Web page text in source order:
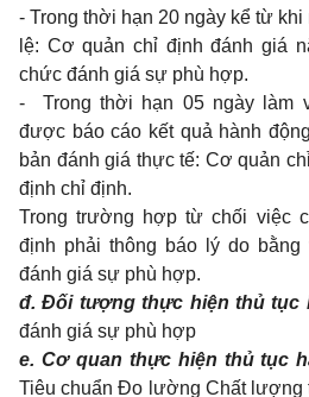
- Trong thời hạn 20 ngày kể từ
lệ: Cơ quản chỉ định đánh giá
chức đánh giá sự phù hợp.
-
Trong thời hạn 05 ngày làm
được báo cáo kết quả hành
bản đánh giá thực tế: Cơ quản
định chỉ định.
Trong trường hợp từ chối việc
định phải thông báo lý do
đánh giá sự phù hợp.
đ. Đối tượng thực hiện thủ tục
đánh giá sự phù hợp
e. Cơ quan thực hiện thủ tục
Tiêu chuẩn Đo lường Chất lượng